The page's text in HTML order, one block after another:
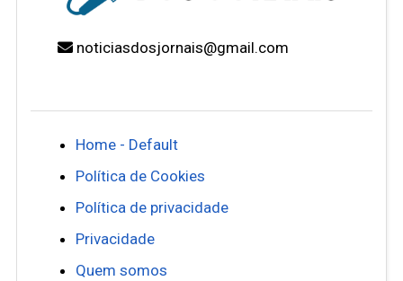
noticiasdosjornais@gmail.com
Home - Default
Política de Cookies
Política de privacidade
Privacidade
Quem somos